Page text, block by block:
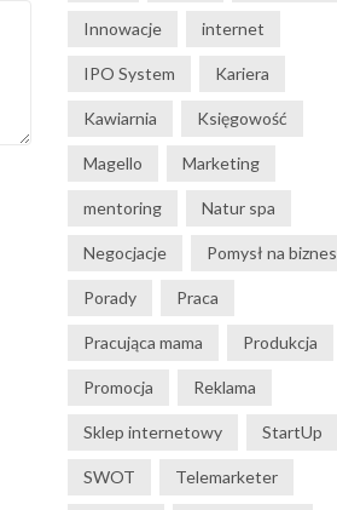
Innowacje internet
IPO System Kariera
Kawiarnia Księgowość
Magello Marketing
mentoring Natur spa
Negocjacje Pomysł na biznes
Porady Praca
Pracująca mama Produkcja
Promocja Reklama
Sklep internetowy StartUp
SWOT Telemarketer